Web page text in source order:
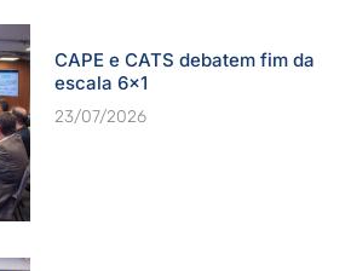
CAPE e CATS debatem fim da
escala 6×1
23/07/2026